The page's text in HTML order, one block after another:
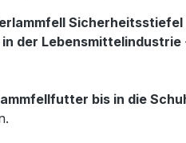
Sicherheitsstiefel
in der Lebensmittelindustrie
bis in die